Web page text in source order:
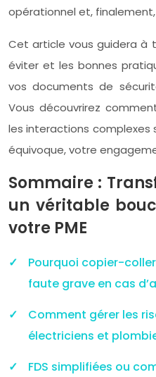
opérationnel et,
Cet article vous guidera à
éviter et les bonnes
vos documents de
Vous découvrirez
les interactions complexes
équivoque, votre
Sommaire :
un véritable
votre PME
Pourquoi copier-
faute grave en cas
Comment gérer les
électriciens et
FDS simplifiées ou